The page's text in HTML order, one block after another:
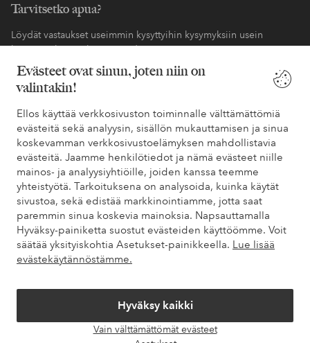
Evästeet ovat sinun, joten niin on
valintakin!
Ellos käyttää verkkosivuston toiminnalle välttämättömiä
evästeitä sekä analyysin, sisällön mukauttamisen ja sinua
koskevamman verkkosivustoelämyksen mahdollistavia
evästeitä. Jaamme henkilötiedot ja nämä evästeet niille
mainos- ja analyysiyhtiöille, joiden kanssa teemme
yhteistyötä. Tarkoituksena on analysoida, kuinka käytät
sivustoa, sekä edistää markkinointiamme, jotta saat
paremmin sinua koskevia mainoksia. Napsauttamalla
Hyväksy-painiketta suostut evästeiden käyttöömme. Voit
säätää yksityiskohtia Asetukset-painikkeella. Lue lisää
evästekäytännöstämme.
Hyväksy kaikki
Vain välttämättömät evästeet
Tarvitsetko apua?
Löydät vastaukset useimmin kysyttyihin kysymyksiin usein
kysytyistä kysymyksistä. Löydät myös tietoa siitä, miten voit ottaa
meihin yhteyttä.
Omat sivut
Tietoa Elloksesta
Palvelumme